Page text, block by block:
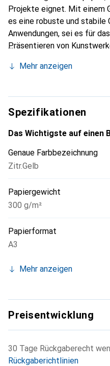
Projekte eignet. Mit einem
es eine robuste und stabile
Anwendungen, sei es für
Präsentieren von
kommen und ermöglicht
was ihn umweltfreundlich
Projekte unterstützt.
praktischen Paket von 50
ausgezeichneten Wahl für
hochwertigem Papier
Mehr anzeigen
Spezifikationen
Das Wichtigste auf einen
Genaue Farbbezeichnung
Zitr.Gelb
Papiergewicht
300 g/m²
Papierformat
A3
Mehr anzeigen
Preisentwicklung
30 Tage Rückgaberecht
Rückgaberichtlinien